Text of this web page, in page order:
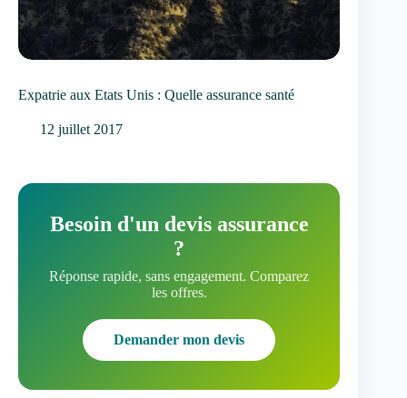
Expatrie aux Etats Unis : Quelle assurance santé
12 juillet 2017
Besoin d'un devis assurance
?
Réponse rapide, sans engagement. Comparez
les offres.
Demander mon devis